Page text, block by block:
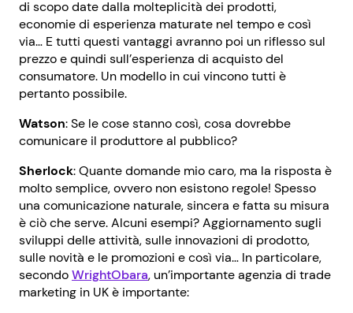
di scopo date dalla molteplicità dei prodotti,
economie di esperienza maturate nel tempo e così
via… E tutti questi vantaggi avranno poi un riflesso sul
prezzo e quindi sull’esperienza di acquisto del
consumatore. Un modello in cui vincono tutti è
pertanto possibile.
Watson: Se le cose stanno così, cosa dovrebbe
comunicare il produttore al pubblico?
Sherlock: Quante domande mio caro, ma la risposta è
molto semplice, ovvero non esistono regole! Spesso
una comunicazione naturale, sincera e fatta su misura
è ciò che serve. Alcuni esempi? Aggiornamento sugli
sviluppi delle attività, sulle innovazioni di prodotto,
sulle novità e le promozioni e così via… In particolare,
secondoWrightObara, un’importante agenzia di trade
marketing in UK è importante: